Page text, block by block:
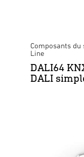
Composants
Line
DALI64
DALI